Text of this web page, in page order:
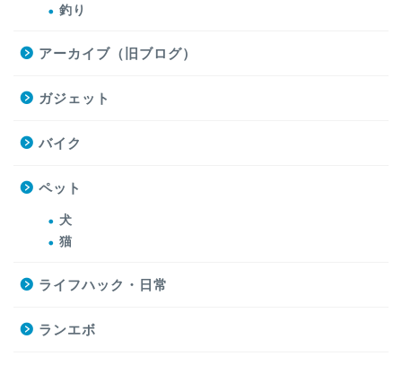
釣り
アーカイブ（旧ブログ）
ガジェット
バイク
ペット
犬
猫
ライフハック・日常
ランエボ